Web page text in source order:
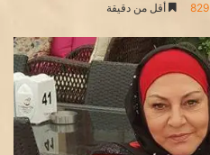
829 أقل من دقيقة